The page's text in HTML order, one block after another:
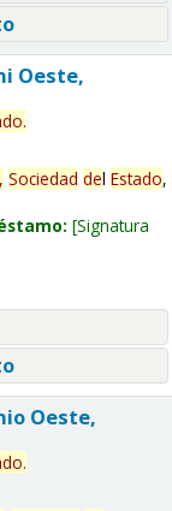
Oeste,
.
Sociedad del Estado,
Signatura
Oeste,
.